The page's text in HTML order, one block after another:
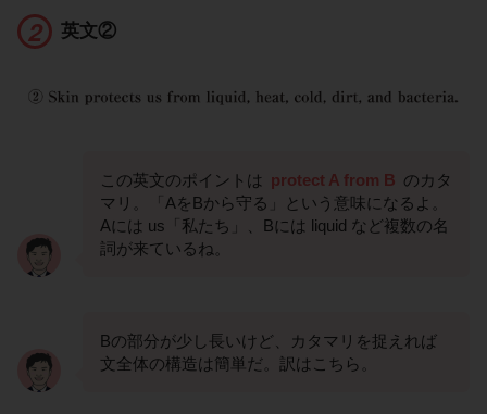
英文②
この英文のポイントは protect A from B のカタ
マリ。「AをBから守る」という意味になるよ。
Aには us「私たち」、Bには liquid など複数の名
詞が来ているね。
Bの部分が少し長いけど、カタマリを捉えれば
文全体の構造は簡単だ。訳はこちら。